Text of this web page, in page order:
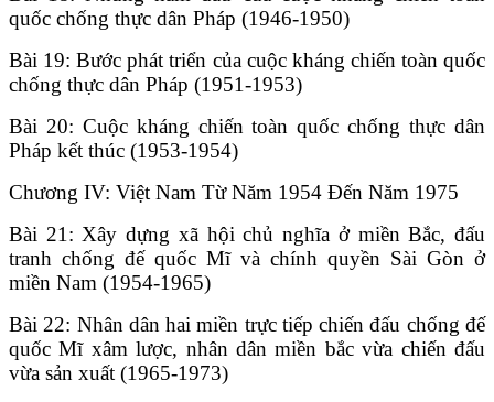
quốc chống thực dân Pháp (1946-1950)
Bài 19: Bước phát triển của cuộc kháng chiến toàn quốc
chống thực dân Pháp (1951-1953)
Bài 20: Cuộc kháng chiến toàn quốc chống thực dân
Pháp kết thúc (1953-1954)
Chương IV: Việt Nam Từ Năm 1954 Đến Năm 1975
Bài 21: Xây dựng xã hội chủ nghĩa ở miền Bắc, đấu
tranh chống đế quốc Mĩ và chính quyền Sài Gòn ở
miền Nam (1954-1965)
Bài 22: Nhân dân hai miền trực tiếp chiến đấu chống đế
quốc Mĩ xâm lược, nhân dân miền bắc vừa chiến đấu
vừa sản xuất (1965-1973)